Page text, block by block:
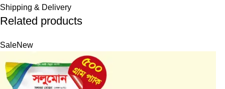
Shipping & Delivery
Related products
SaleNew